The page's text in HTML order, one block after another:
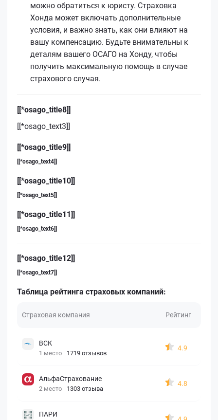
можно обратиться к юристу. Страховка
Хонда может включать дополнительные
условия, и важно знать, как они влияют на
вашу компенсацию. Будьте внимательны к
деталям вашего ОСАГО на Хонду, чтобы
получить максимальную помощь в случае
страхового случая.
[[*osago_title8]]
[[*osago_text3]]
[[*osago_title9]]
[[*osago_text4]]
[[*osago_title10]]
[[*osago_text5]]
[[*osago_title11]]
[[*osago_text6]]
[[*osago_title12]]
[[*osago_text7]]
Таблица рейтинга страховых компаний:
Страховая компания Рейтинг
ВСК
1 место 1719 отзывов
4.9
АльфаСтрахование
2 место 1303 отзыва
4.8
ПАРИ